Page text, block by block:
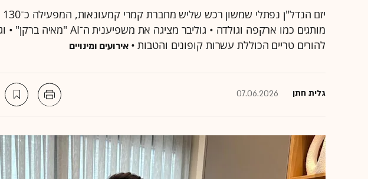
להורים טריים הכוללת עשרות קופונים והטבות • אירועים ומינויים
גלית חתן 07.06.2026